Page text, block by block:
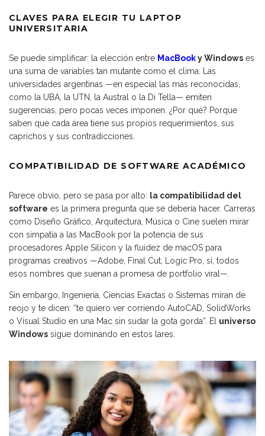
CLAVES PARA ELEGIR TU LAPTOP
UNIVERSITARIA
Se puede simplificar: la elección entre MacBooky Windows es
una suma de variables tan mutante como el clima. Las
universidades argentinas —en especial las más reconocidas,
como la UBA, la UTN, la Austral o la Di Tella— emiten
sugerencias, pero pocas veces imponen. ¿Por qué? Porque
saben que cada área tiene sus propios requerimientos, sus
caprichos y sus contradicciones.
COMPATIBILIDAD DE SOFTWARE ACADÉMICO
Parece obvio, pero se pasa por alto: la compatibilidad del
software es la primera pregunta que se debería hacer. Carreras
como Diseño Gráfico, Arquitectura, Música o Cine suelen mirar
con simpatía a las MacBook por la potencia de sus
procesadores Apple Silicon y la fluidez de macOS para
programas creativos —Adobe, Final Cut, Logic Pro, sí, todos
esos nombres que suenan a promesa de portfolio viral—.
Sin embargo, Ingeniería, Ciencias Exactas o Sistemas miran de
reojo y te dicen: “te quiero ver corriendo AutoCAD, SolidWorks
o Visual Studio en una Mac sin sudar la gota gorda”. El universo
Windows sigue dominando en estos lares.